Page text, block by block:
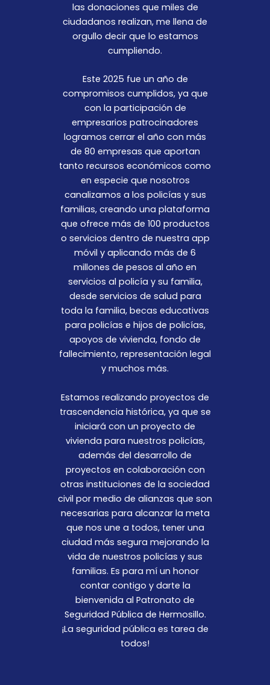
las donaciones que miles de
ciudadanos realizan, me llena de
orgullo decir que lo estamos
cumpliendo.
Este 2025 fue un año de
compromisos cumplidos, ya que
con la participación de
empresarios patrocinadores
logramos cerrar el año con más
de 80 empresas que aportan
tanto recursos económicos como
en especie que nosotros
canalizamos a los policías y sus
familias, creando una plataforma
que ofrece más de 100 productos
o servicios dentro de nuestra app
móvil y aplicando más de 6
millones de pesos al año en
servicios al policía y su familia,
desde servicios de salud para
toda la familia, becas educativas
para policías e hijos de policías,
apoyos de vivienda, fondo de
fallecimiento, representación legal
y muchos más.
Estamos realizando proyectos de
trascendencia histórica, ya que se
iniciará con un proyecto de
vivienda para nuestros policías,
además del desarrollo de
proyectos en colaboración con
otras instituciones de la sociedad
civil por medio de alianzas que son
necesarias para alcanzar la meta
que nos une a todos, tener una
ciudad más segura mejorando la
vida de nuestros policías y sus
familias. Es para mí un honor
contar contigo y darte la
bienvenida al Patronato de
Seguridad Pública de Hermosillo.
¡La seguridad pública es tarea de
todos!